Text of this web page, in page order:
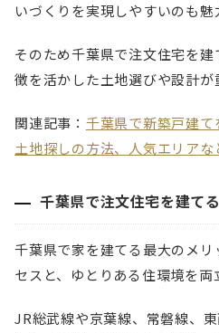
いづくりを実現しやすいのも魅
そのため千葉県で注文住宅を
徴を活かした土地選びや設計が
関連記事： 千葉県で新築戸建て
土地探しの方法、人気エリアな
千葉県で注文住宅を建て
千葉県で家を建てる最大のメ
セスと、ゆとりある住環境を両
JR総武線や京葉線、常磐線、